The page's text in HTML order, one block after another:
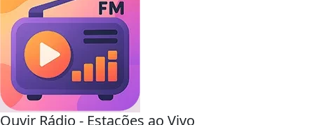
Ouvir Rádio - Estações ao Vivo